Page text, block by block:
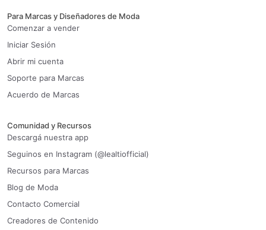
Para Marcas y Diseñadores de Moda
Comenzar a vender
Iniciar Sesión
Abrir mi cuenta
Soporte para Marcas
Acuerdo de Marcas
Comunidad y Recursos
Descargá nuestra app
Seguinos en Instagram (@lealtiofficial)
Recursos para Marcas
Blog de Moda
Contacto Comercial
Creadores de Contenido